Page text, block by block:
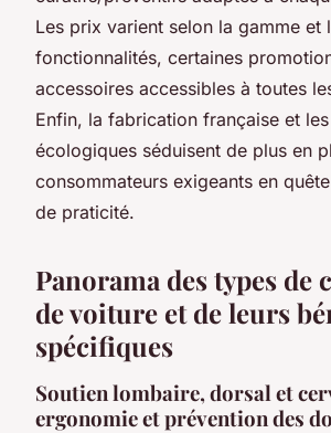
Les prix varient selon la gamme et
fonctionnalités, certaines
accessoires accessibles à toutes
Enfin, la fabrication française et
écologiques séduisent de plus en
consommateurs exigeants en
de praticité.
Panorama des types de
de voiture et de leurs
spécifiques
Soutien lombaire, dorsal et
ergonomie et prévention des